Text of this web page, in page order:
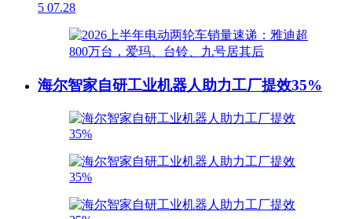
5 07.28
海尔智家自研工业机器人助力工厂提效35%